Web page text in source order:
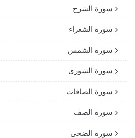
سورة الشرح
سورة الشعراء
سورة الشمس
سورة الشورى
سورة الصافات
سورة الصف
سورة الضحى